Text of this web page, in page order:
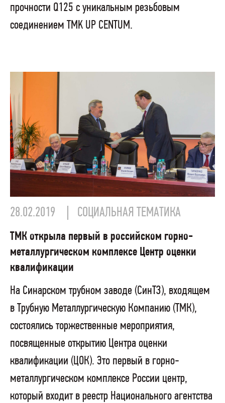
прочности Q125 с уникальным резьбовым
соединением TMK UP CENTUM.
28.02.2019 СОЦИАЛЬНАЯ ТЕМАТИКА
ТМК открыла первый в российском горно-
металлургическом комплексе Центр оценки
квалификации
На Синарском трубном заводе (СинТЗ), входящем
в Трубную Металлургическую Компанию (ТМК),
состоялись торжественные мероприятия,
посвященные открытию Центра оценки
квалификации (ЦОК). Это первый в горно-
металлургическом комплексе России центр,
который входит в реестр Национального агентства